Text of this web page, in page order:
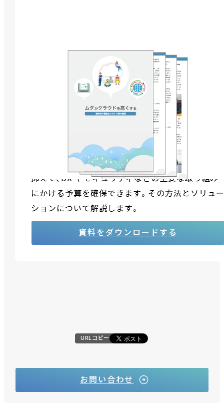
ムダがクラウドを高くする ～徹底的な最適化でDX
多くの企業がクラウド化を進めているが、クラウド
移行に踏み切れない企業も少なくありません。その
理由の大半は、クラウドは「高い」からというもの。
クラウドに適したサイジングや移行方法と、自社に
適した利活用の方法を見いだせば、コストを大幅に
抑えて、DX やセキュリティなどの重要な取り組み
にかける予算を確保できます。その方法とソリュー
ションについて解説します。
資料をダウンロードする
URLコピー
お問い合わせ